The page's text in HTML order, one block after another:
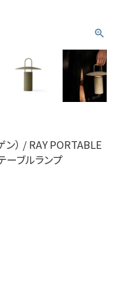
） / RAY PORTABLE
ーブルランプ